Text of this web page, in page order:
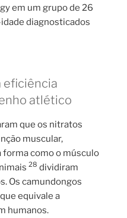
em um grupo de 26
diagnosticados
eficiência
atlético
que os nitratos
muscular,
como o músculo
28 dividiram
Os camundongos
equivale a
humanos.